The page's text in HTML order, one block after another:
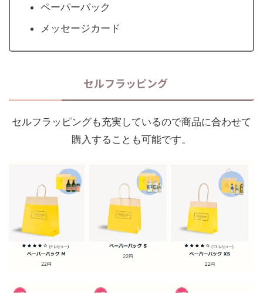
ペーパーバック
メッセージカード
セルフラッピング
セルフラッピングも充実しているので商品に合わせて
購入することも可能です。